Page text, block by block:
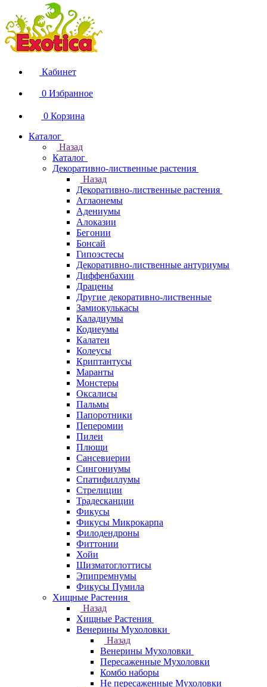
Кабинет
0 Избранное
0 Корзина
Каталог
Назад
Каталог
Декоративно-лиственные растения
Назад
Декоративно-лиственные растения
Аглаонемы
Адениумы
Алоказии
Бегонии
Бонсай
Гипоэстесы
Декоративно-лиственные антуриумы
Диффенбахии
Драцены
Другие декоративно-лиственные
Замиокулькасы
Каладиумы
Кодиеумы
Калатеи
Колеусы
Криптантусы
Маранты
Монстеры
Оксалисы
Пальмы
Папоротники
Пеперомии
Пилеи
Плющи
Сансевиерии
Сингониумы
Спатифиллумы
Стрелиции
Традесканции
Фикусы
Фикусы Микрокарпа
Филодендроны
Фиттонии
Хойи
Шизматоглоттисы
Эпипремнумы
Фикусы Пумила
Хищные Растения
Назад
Хищные Растения
Венерины Мухоловки
Назад
Венерины Мухоловки
Пересаженные Мухоловки
Комбо наборы
Не пересаженные Мухоловки